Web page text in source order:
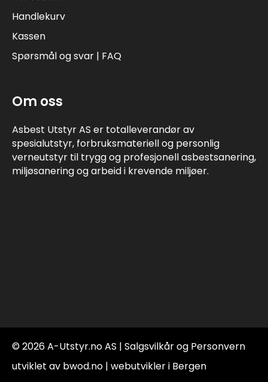
Handlekurv
Kassen
Spørsmål og svar | FAQ
Om oss
Asbest Utstyr AS er totalleverandør av
spesialutstyr, forbruksmateriell og personlig
verneutstyr til trygg og profesjonell asbestsanering,
miljøsanering og arbeid i krevende miljøer.
© 2026 A-Utstyr.no AS | Salgsvilkår og Personvern
utviklet av bwod.no | webutvikler i Bergen